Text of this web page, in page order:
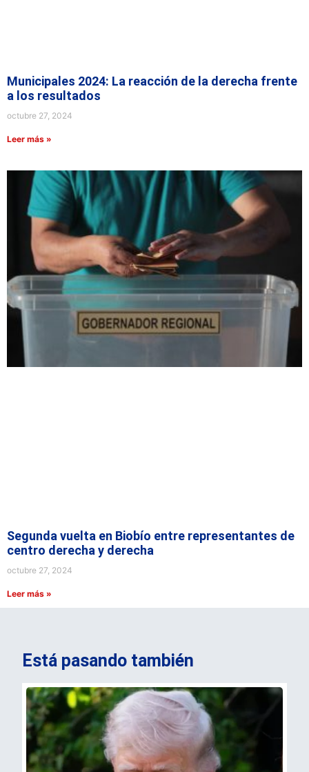
Municipales 2024: La reacción de la derecha frente
a los resultados
octubre 27, 2024
Leer más »
Segunda vuelta en Biobío entre representantes de
centro derecha y derecha
octubre 27, 2024
Leer más »
Está pasando también